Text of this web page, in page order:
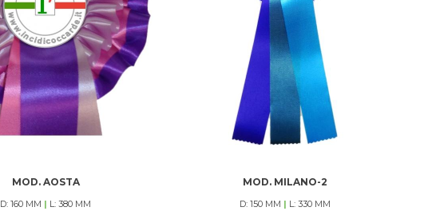
MOD. AOSTA
D: 160 MM | L: 380 MM
MOD. MILANO-2
D: 150 MM | L: 330 MM